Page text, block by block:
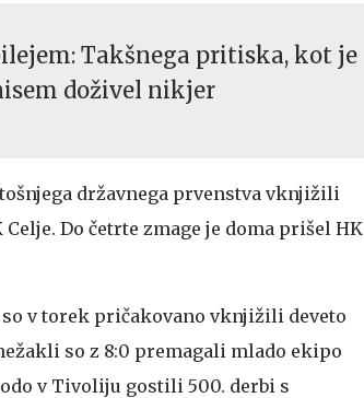
Takšnega pritiska, kot je
doživel nikjer
državnega prvenstva vknjižili
Do četrte zmage je doma prišel HK
v torek pričakovano vknjižili deveto
so z 8:0 premagali mlado ekipo
v Tivoliju gostili 500. derbi s